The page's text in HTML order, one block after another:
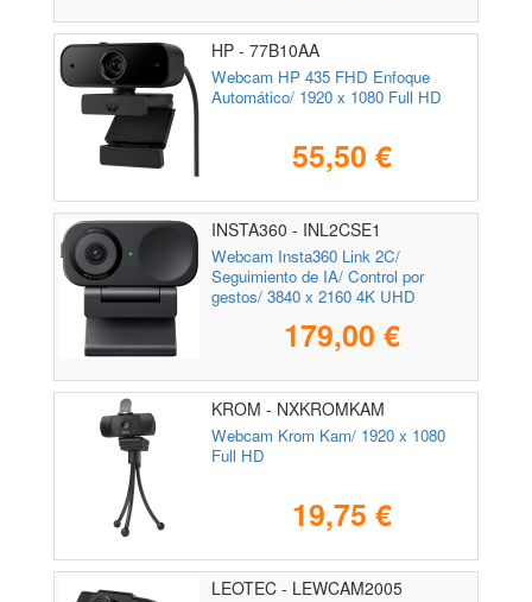
HP - 77B10AA
Webcam HP 435 FHD Enfoque
Automático/ 1920 x 1080 Full HD
55,50 €
INSTA360 - INL2CSE1
Webcam Insta360 Link 2C/
Seguimiento de IA/ Control por
gestos/ 3840 x 2160 4K UHD
179,00 €
KROM - NXKROMKAM
Webcam Krom Kam/ 1920 x 1080
Full HD
19,75 €
LEOTEC - LEWCAM2005